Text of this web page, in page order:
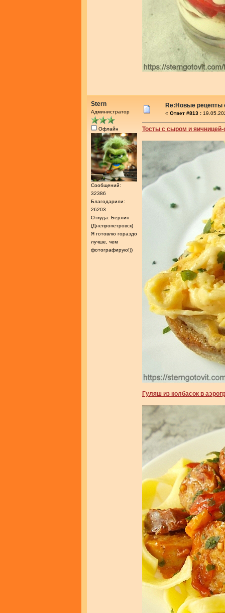
Stern
Администратор
Офлайн
Сообщений:
32386
Благодарили:
26203
Откуда: Берлин
(Днепропетровск)
Я готовлю гораздо
лучше, чем
фотографирую!))
Re:Новые рецепты
« Ответ #813 :
Тосты с сыром и
Гуляш из колбасок в